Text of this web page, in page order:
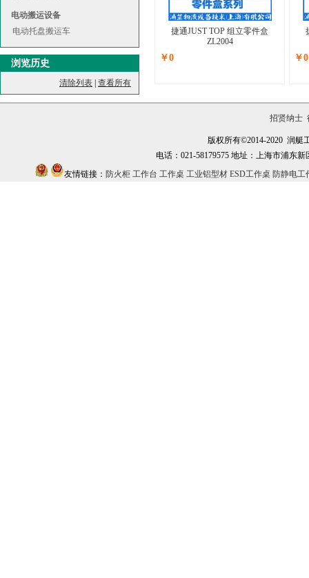
电动搬运设备
电动托盘搬运车
浏览历史
清除列表 查看所有
捷通JUST TOP 组立零件盒
ZL2004
￥0 ￥0
招贤纳士
版权所有©2014-2020 润艇
电话：021-58179575 地址：上海市浦东新
友情链接： 防火柜 工作台 工作桌 工业铝型材 ESD工作桌 防静电工